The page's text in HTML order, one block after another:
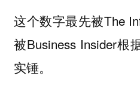
这个数字最先被The
被Business Insider根
实锤。